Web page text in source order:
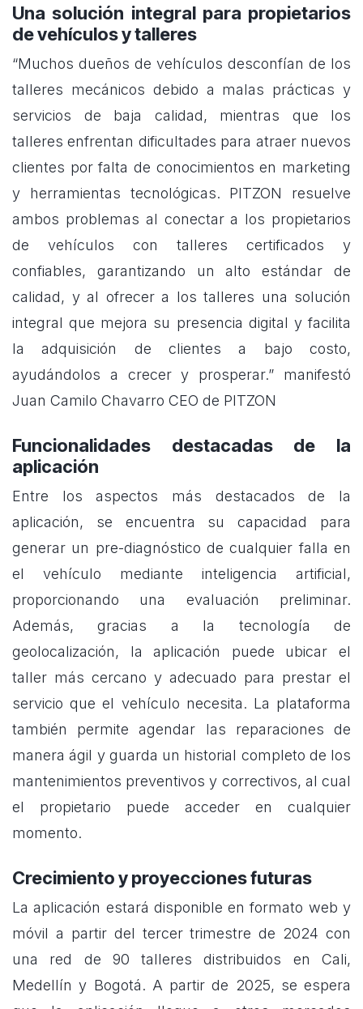
Una solución integral para propietarios
de vehículos y talleres
“Muchos dueños de vehículos desconfían de los
talleres mecánicos debido a malas prácticas y
servicios de baja calidad, mientras que los
talleres enfrentan dificultades para atraer nuevos
clientes por falta de conocimientos en marketing
y herramientas tecnológicas. PITZON resuelve
ambos problemas al conectar a los propietarios
de vehículos con talleres certificados y
confiables, garantizando un alto estándar de
calidad, y al ofrecer a los talleres una solución
integral que mejora su presencia digital y facilita
la adquisición de clientes a bajo costo,
ayudándolos a crecer y prosperar.” manifestó
Juan Camilo Chavarro CEO de PITZON
Funcionalidades destacadas de la
aplicación
Entre los aspectos más destacados de la
aplicación, se encuentra su capacidad para
generar un pre-diagnóstico de cualquier falla en
el vehículo mediante inteligencia artificial,
proporcionando una evaluación preliminar.
Además, gracias a la tecnología de
geolocalización, la aplicación puede ubicar el
taller más cercano y adecuado para prestar el
servicio que el vehículo necesita. La plataforma
también permite agendar las reparaciones de
manera ágil y guarda un historial completo de los
mantenimientos preventivos y correctivos, al cual
el propietario puede acceder en cualquier
momento.
Crecimiento y proyecciones futuras
La aplicación estará disponible en formato web y
móvil a partir del tercer trimestre de 2024 con
una red de 90 talleres distribuidos en Cali,
Medellín y Bogotá. A partir de 2025, se espera